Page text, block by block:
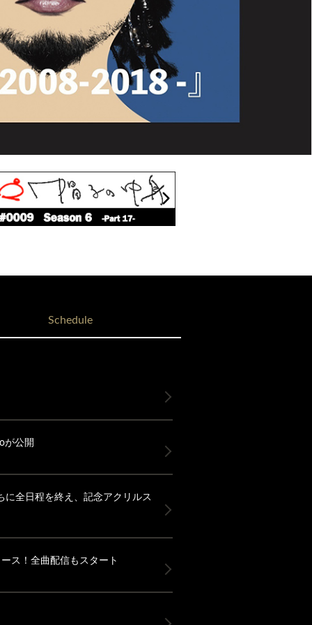
Schedule
が公開
に全日程を終え、記念アクリルス
ス！全曲配信もスタート